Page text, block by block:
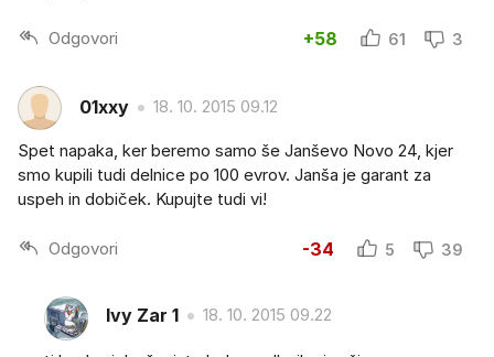
Odgovori +58 61 3
01xxy 18. 10. 2015 09.12
Spet napaka, ker beremo samo še Janševo Novo 24, kjer
smo kupili tudi delnice po 100 evrov. Janša je garant za
uspeh in dobiček. Kupujte tudi vi!
Odgovori -34 5 39
Ivy Zar 1 18. 10. 2015 09.22